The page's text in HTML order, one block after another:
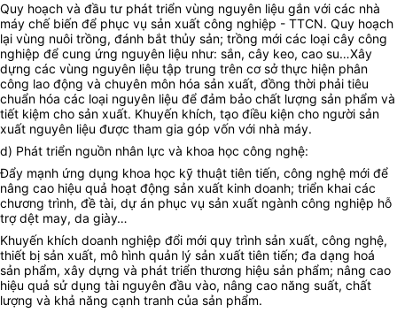
Quy hoạch và đầu tư phát triển vùng nguyên liệu gắn với các nhà
máy chế biến để phục vụ sản xuất công nghiệp - TTCN. Quy hoạch
lại vùng nuôi trồng, đánh bắt thủy sản; trồng mới các loại cây công
nghiệp để cung ứng nguyên liệu như: sắn, cây keo, cao su…Xây
dựng các vùng nguyên liệu tập trung trên cơ sở thực hiện phân
công lao động và chuyên môn hóa sản xuất, đồng thời phải tiêu
chuẩn hóa các loại nguyên liệu để đảm bảo chất lượng sản phẩm và
tiết kiệm cho sản xuất. Khuyến khích, tạo điều kiện cho người sản
xuất nguyên liệu được tham gia góp vốn với nhà máy.
d) Phát triển nguồn nhân lực và khoa học công nghệ:
Đẩy mạnh ứng dụng khoa học kỹ thuật tiên tiến, công nghệ mới để
nâng cao hiệu quả hoạt động sản xuất kinh doanh; triển khai các
chương trình, đề tài, dự án phục vụ sản xuất ngành công nghiệp hỗ
trợ dệt may, da giày…
Khuyến khích doanh nghiệp đổi mới quy trình sản xuất, công nghệ,
thiết bị sản xuất, mô hình quản lý sản xuất tiên tiến; đa dạng hoá
sản phẩm, xây dựng và phát triển thương hiệu sản phẩm; nâng cao
hiệu quả sử dụng tài nguyên đầu vào, nâng cao năng suất, chất
lượng và khả năng cạnh tranh của sản phẩm.